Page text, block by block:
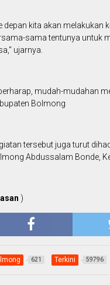
depan kita akan
sama tentunya untuk
ujarnya.
mudah-mudahan
Bolmong
tersebut juga turut
Abdussalam Bonde,
)
621 Terkini 59796